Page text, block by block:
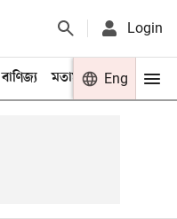
Login
বাণিজ্য মতামত খেলা
Eng